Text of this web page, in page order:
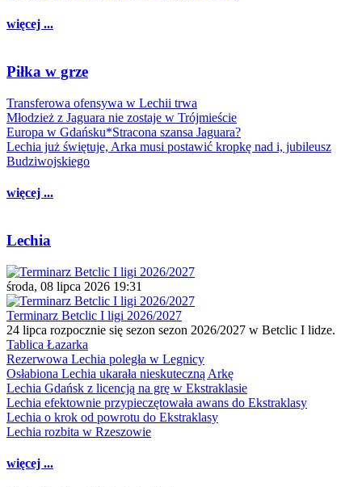
więcej ...
Piłka w grze
Transferowa ofensywa w Lechii trwa
Młodzież z Jaguara nie zostaje w Trójmieście
Europa w Gdańsku*Stracona szansa Jaguara?
Lechia już świętuje, Arka musi postawić kropkę nad i, jubileusz
Budziwojskiego
więcej ...
Lechia
środa, 08 lipca 2026 19:31
Terminarz Betclic I ligi 2026/2027
24 lipca rozpocznie się sezon sezon 2026/2027 w Betclic I lidze.
Tablica Łazarka
Rezerwowa Lechia poległa w Legnicy
Osłabiona Lechia ukarała nieskuteczną Arkę
Lechia Gdańsk z licencją na grę w Ekstraklasie
Lechia efektownie przypieczętowała awans do Ekstraklasy
Lechia o krok od powrotu do Ekstraklasy
Lechia rozbita w Rzeszowie
więcej ...